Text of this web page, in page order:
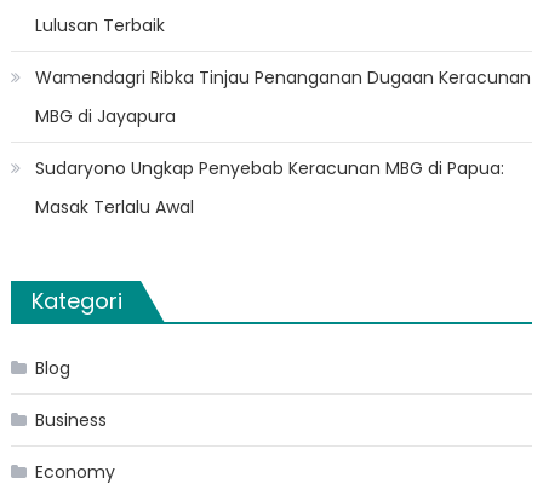
Lulusan Terbaik
Wamendagri Ribka Tinjau Penanganan Dugaan Keracunan
MBG di Jayapura
Sudaryono Ungkap Penyebab Keracunan MBG di Papua:
Masak Terlalu Awal
Kategori
Blog
Business
Economy